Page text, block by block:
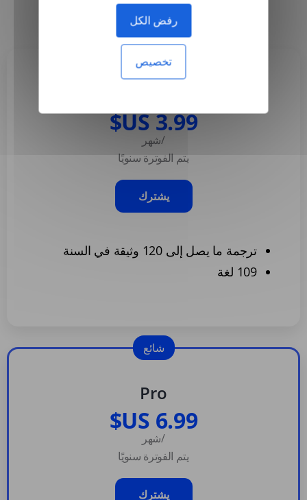
رفض الكل
تخصيص
شهريا سنوي
‏3.99 US$
/شهر
يتم الفوترة سنويًا
يشترك
ترجمة ما يصل إلى 120 وثيقة في السنة
109 لغة
Pro
/شهر
يتم الفوترة سنويًا
يشترك
شائع